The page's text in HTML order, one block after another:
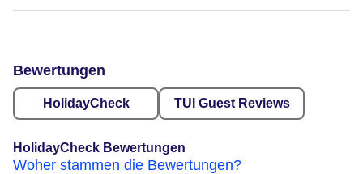
Bewertungen
HolidayCheck TUI Guest Reviews
HolidayCheck Bewertungen
Woher stammen die Bewertungen?